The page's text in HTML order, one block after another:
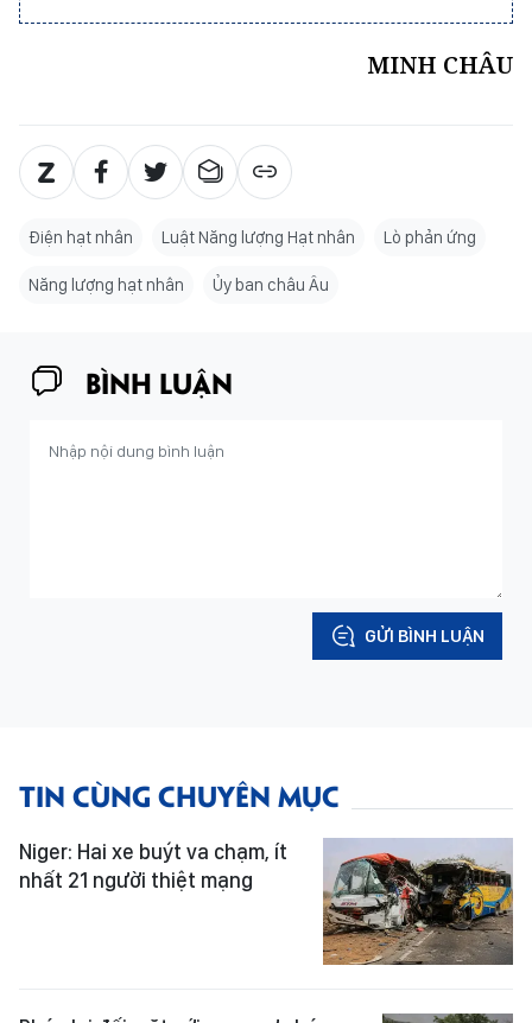
MINH CHÂU
Điện hạt nhân Luật Năng lượng Hạt nhân Lò phản ứng
Năng lượng hạt nhân Ủy ban châu Âu
BÌNH LUẬN
GỬI BÌNH LUẬN
TIN CÙNG CHUYÊN MỤC
Niger: Hai xe buýt va chạm, ít
nhất 21 người thiệt mạng